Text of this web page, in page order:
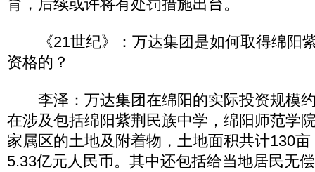
育，后续或许将有处罚措施出台。
《21世纪》：万达集团是如何取得绵阳
资格的？
李泽：万达集团在绵阳的实际投资规模
在涉及包括绵阳紫荆民族中学，绵阳师范学
家属区的土地及附着物，土地面积共计130
5.33亿元人民币。其中还包括给当地居民无